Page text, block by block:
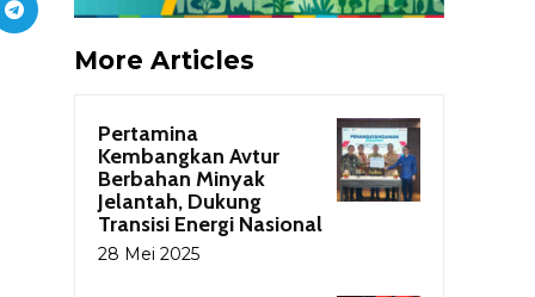
More Articles
Pertamina
Kembangkan Avtur
Berbahan Minyak
Jelantah, Dukung
Transisi Energi Nasional
28 Mei 2025